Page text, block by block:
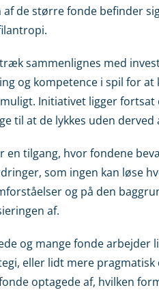
de større fonde befinder
sammenlignes med
og kompetence i spil for at
Initiativet ligger
til at de lykkes uden
en tilgang, hvor fondene
som ingen kan løse
og på den
af.
og mange fonde arbejder
eller lidt mere
optagede af, hvilken